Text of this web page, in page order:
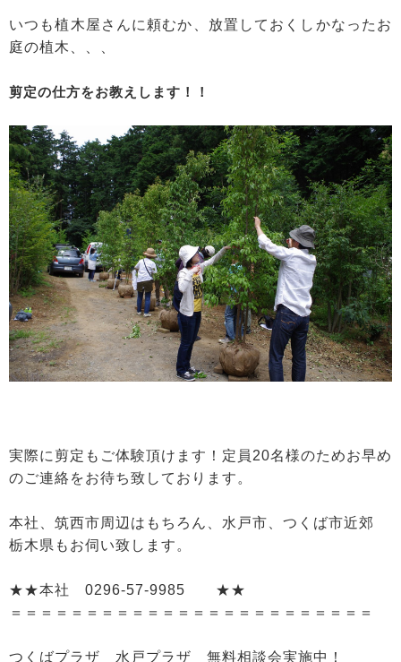
いつも植木屋さんに頼むか、放置しておくしかなったお
庭の植木、、、
剪定の仕方をお教えします！！
実際に剪定もご体験頂けます！定員20名様のためお早め
のご連絡をお待ち致しております。
本社、筑西市周辺はもちろん、水戸市、つくば市近郊
栃木県もお伺い致します。
★★本社 0296-57-9985 ★★
＝＝＝＝＝＝＝＝＝＝＝＝＝＝＝＝＝＝＝＝＝＝＝＝
つくばプラザ 水戸プラザ 無料相談会実施中！